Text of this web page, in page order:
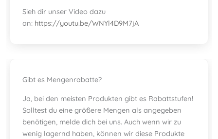
Sieh dir unser Video dazu
an: https://youtu.be/WNYl4D9M7jA
Gibt es Mengenrabatte?
Ja, bei den meisten Produkten gibt es Rabattstufen!
Solltest du eine größere Mengen als angegeben
benötigen, melde dich bei uns. Auch wenn wir zu
wenig lagernd haben, können wir diese Produkte